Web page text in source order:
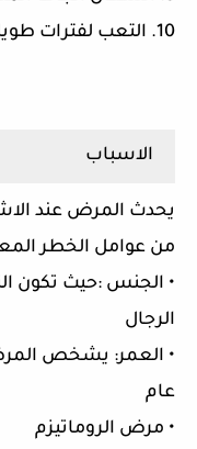
10. التعب لفترات طويلة
الاسباب
يحدث المرض عند
من عوامل الخطر
• الجنس :حيث تكون
الرجال
عام
• مرض الروماتيزم